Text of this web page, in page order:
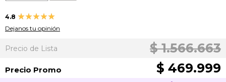
4.8 Valoración:
% of100
Dejanos tu opinión
Precio de Lista $ 1.566.663
Precio Promo $ 469.999